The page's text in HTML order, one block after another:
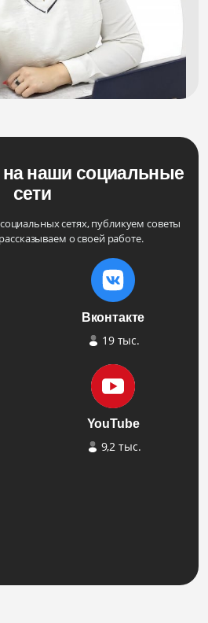
наши социальные
сети
сетях, публикуем советы
о своей работе.
Вконтакте
19 тыс.
YouTube
9,2 тыс.